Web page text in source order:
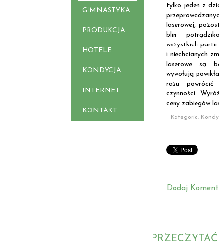
GIMNASTYKA
PRODUKCJA
HOTELE
KONDYCJA
INTERNET
KONTAKT
tylko jeden z
laserowej,
blin
wszystkich partii
i niechcianych
laserowe są
wywołują
razu powrócić
czynności.
ceny zabiegów
Kategoria:
Dodaj